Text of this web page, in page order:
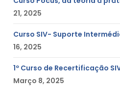
21, 2025
Curso SIV- Suporte
16, 2025
1º Curso de Recertificação
Março 8, 2025